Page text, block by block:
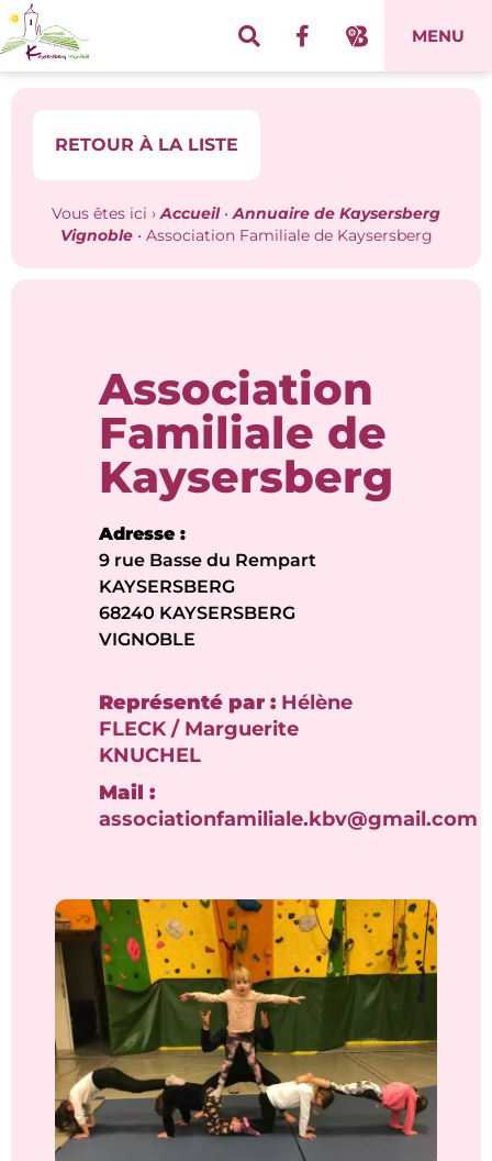
MENU
RETOUR À LA LISTE
Vous êtes ici › Accueil• Annuaire de Kaysersberg
Vignoble• Association Familiale de Kaysersberg
Association
Familiale de
Kaysersberg
Adresse :
9 rue Basse du Rempart
KAYSERSBERG
68240 KAYSERSBERG
VIGNOBLE
Représenté par : Hélène
FLECK / Marguerite
KNUCHEL
Mail :
associationfamiliale.kbv@gmail.com
Panneau de gestion des cookies